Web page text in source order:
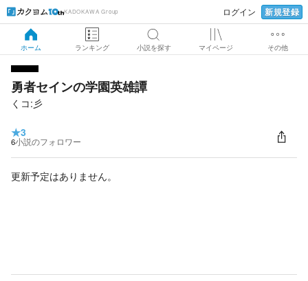
KADOKAWA Group ログイン 新規登録
ホーム ランキング 小説を探す マイページ その他
勇者セインの学園英雄譚
くコ:彡
★3
6小説のフォロワー
更新予定はありません。